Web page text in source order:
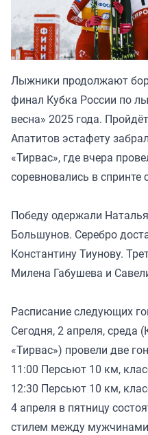
Лыжники продолжают
финал Кубка России по
весна» 2025 года.
Апатитов эстафету
«Тирвас», где вчера
соревновались в
Победу одержали
Большунов. Серебро
Константину Тиунову.
Милена Габушева и
Расписание следующих
Сегодня, 2 апреля,
«Тирвас») провели две
11:00 Персьют 10 км,
12:30 Персьют 10 км,
4 апреля в пятницу
стилем между